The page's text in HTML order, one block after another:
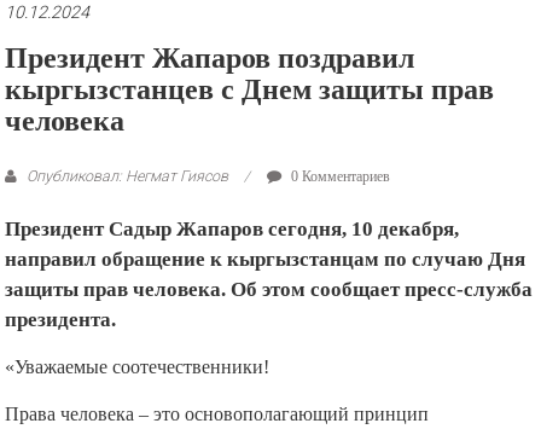
10.12.2024
Президент Жапаров поздравил
кыргызстанцев с Днем защиты прав
человека
Опубликовал: Негмат Гиясов 0 Комментариев
Президент Садыр Жапаров сегодня, 10 декабря,
направил обращение к кыргызстанцам по случаю Дня
защиты прав человека. Об этом сообщает пресс-служба
президента.
«Уважаемые соотечественники!
Права человека – это основополагающий принцип